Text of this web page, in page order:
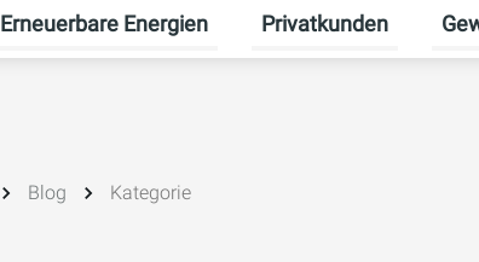
Erneuerbare Energien
Untermenü für
Privatkunden
Blog Kategorie